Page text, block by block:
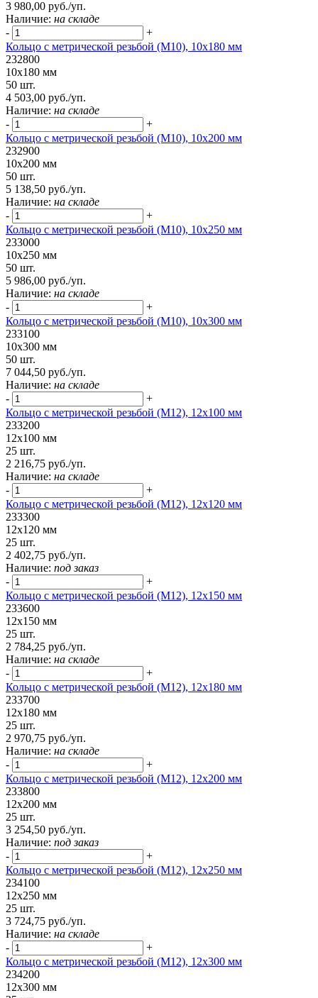
3 980,00 руб./уп.
Наличие: на складе
-
+
Кольцо с метрической резьбой (М10), 10х180 мм
232800
10х180 мм
50 шт.
4 503,00 руб./уп.
Наличие: на складе
-
+
Кольцо с метрической резьбой (М10), 10х200 мм
232900
10х200 мм
50 шт.
5 138,50 руб./уп.
Наличие: на складе
-
+
Кольцо с метрической резьбой (М10), 10х250 мм
233000
10х250 мм
50 шт.
5 986,00 руб./уп.
Наличие: на складе
-
+
Кольцо с метрической резьбой (М10), 10х300 мм
233100
10х300 мм
50 шт.
7 044,50 руб./уп.
Наличие: на складе
-
+
Кольцо с метрической резьбой (М12), 12х100 мм
233200
12х100 мм
25 шт.
2 216,75 руб./уп.
Наличие: на складе
-
+
Кольцо с метрической резьбой (М12), 12х120 мм
233300
12х120 мм
25 шт.
2 402,75 руб./уп.
Наличие: под заказ
-
+
Кольцо с метрической резьбой (М12), 12х150 мм
233600
12х150 мм
25 шт.
2 784,25 руб./уп.
Наличие: на складе
-
+
Кольцо с метрической резьбой (М12), 12х180 мм
233700
12х180 мм
25 шт.
2 970,75 руб./уп.
Наличие: на складе
-
+
Кольцо с метрической резьбой (М12), 12х200 мм
233800
12х200 мм
25 шт.
3 254,50 руб./уп.
Наличие: под заказ
-
+
Кольцо с метрической резьбой (М12), 12х250 мм
234100
12х250 мм
25 шт.
3 724,75 руб./уп.
Наличие: на складе
-
+
Кольцо с метрической резьбой (М12), 12х300 мм
234200
12х300 мм